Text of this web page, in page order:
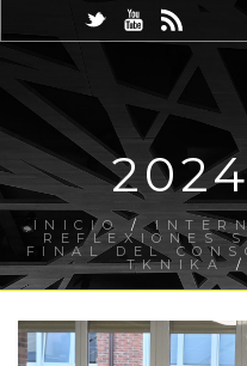
INICIO /
REFLEXIONES
FINAL DEL
TKNIKA/